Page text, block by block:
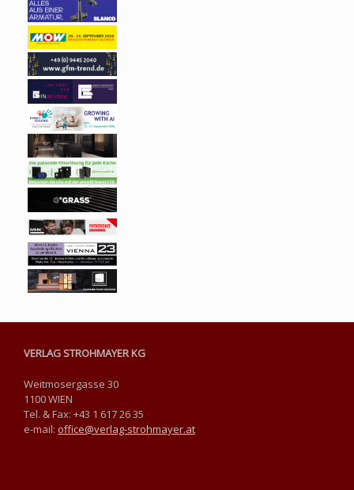
VERLAG STROHMAYER KG
Weitmosergasse 30
1100 WIEN
Tel. & Fax: +43 1 617 26 35
e-mail: office@verlag-strohmayer.at